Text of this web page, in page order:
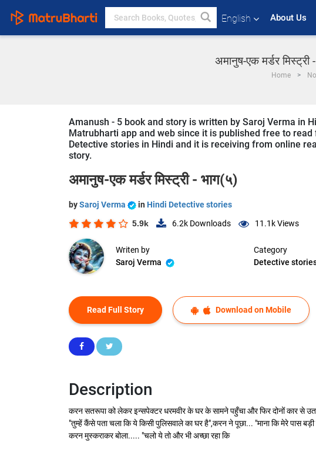
English About Us
अमानुष-एक मर्डर
Home
Amanush - 5 book and story is written by Saroj Verma in
Matrubharti app and web since it is published free to
Detective stories in Hindi and it is receiving from online
story.
अमानुष-एक मर्डर मिस्ट्री - भाग(५)
bySaroj Verma in Hindi Detective stories
5.9k 6.2k Downloads 11.1kViews
Writen by
Saroj Verma
Category
Detective
Read Full Story Download on Mobile
Description
करन सतरूपा को लेकर इन्सपेक्टर धरमवीर के घर के सामने पहुँचा और फिर दोनों कार से
"तुम्हें कैंसे पता चला कि ये किसी पुलिसवाले का घर है",करन ने पूछा... "माना कि मेरे पास
करन मुस्कराकर बोला..... "चलो ये तो और भी अच्छा रहा कि